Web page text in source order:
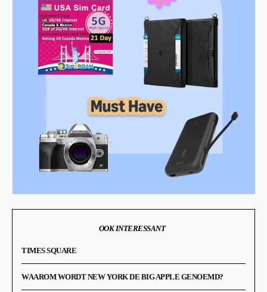
OOK INTERESSANT
TIMES SQUARE
WAAROM WORDT NEW YORK DE BIG APPLE GENOEMD?